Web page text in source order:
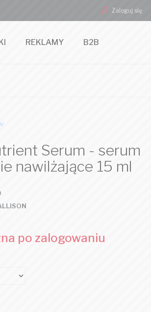
Zaloguj się
REKLAMY B2B
Serum - serum
nawilżające 15 ml
po zalogowaniu